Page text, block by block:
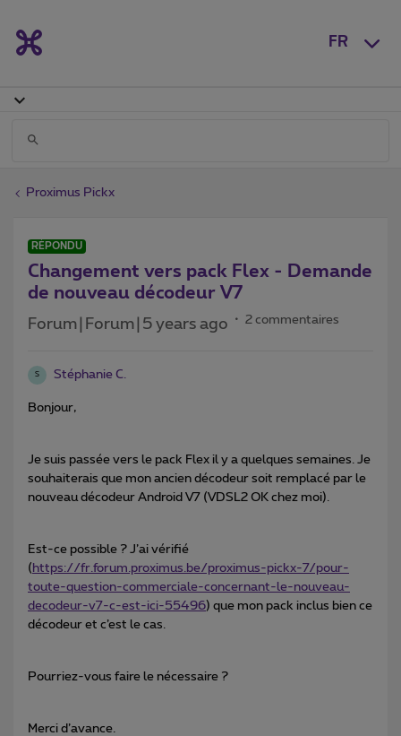
FR
Proximus Pickx
RÉPONDU
Changement vers pack Flex - Demande
de nouveau décodeur V7
Forum|Forum|5 years ago 2 commentaires
S Stéphanie C.
Bonjour,
Je suis passée vers le pack Flex il y a quelques semaines. Je
souhaiterais que mon ancien décodeur soit remplacé par le
nouveau décodeur Android V7 (VDSL2 OK chez moi).
Est-ce possible ? J’ai vérifié
( https://fr.forum.proximus.be/proximus-pickx-7/pour-
toute-question-commerciale-concernant-le-nouveau-
decodeur-v7-c-est-ici-55496) que mon pack inclus bien ce
décodeur et c’est le cas.
Pourriez-vous faire le nécessaire ?
Merci d’avance.